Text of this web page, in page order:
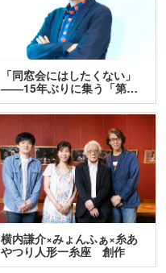
「同窓会にはしたくない」
――15年ぶりに集う「第…
横内謙介×みょんふぁ×糸あ
やつり人形一糸座 創作
人…